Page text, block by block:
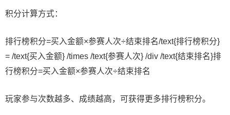
积分计算方式：
排行榜积分=买入金额×参赛人次÷结束排名/text{排行榜积分}
= /text{买入金额} /times /text{参赛人次} /div /text{结束排名}排
行榜积分=买入金额×参赛人次÷结束排名
玩家参与次数越多、成绩越高，可获得更多排行榜积分。